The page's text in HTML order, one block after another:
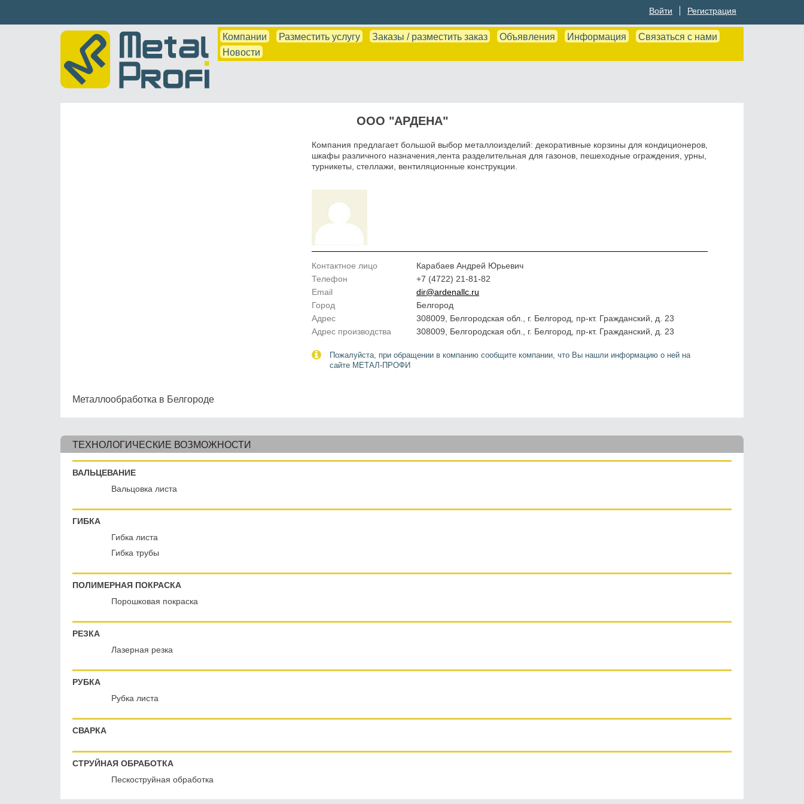
Войти Регистрация
Компании Разместить услугу Заказы / разместить заказ Объявления Информация
Связаться с нами
Новости
ООО "АРДЕНА"
Металлообработка в Белгороде
Компания предлагает большой выбор металлоизделий: декоративные корзины для кондиционеров,
шкафы различного назначения,лента разделительная для газонов, пешеходные ограждения, урны,
турникеты, стеллажи, вентиляционные конструкции.
Контактное лицо
Карабаев Андрей Юрьевич
Телефон
+7 (4722) 21-81-82
Email
dir@ardenallc.ru
Город
Белгород
Адрес
308009, Белгородская обл., г. Белгород, пр-кт. Гражданский, д. 23
Адрес производства
308009, Белгородская обл., г. Белгород, пр-кт. Гражданский, д. 23
Пожалуйста, при обращении в компанию сообщите компании, что Вы нашли информацию о ней на
сайте МЕТАЛ-ПРОФИ
ТЕХНОЛОГИЧЕСКИЕ ВОЗМОЖНОСТИ
ВАЛЬЦЕВАНИЕ
Вальцовка листа
ГИБКА
Гибка листа
Гибка трубы
ПОЛИМЕРНАЯ ПОКРАСКА
Порошковая покраска
РЕЗКА
Лазерная резка
РУБКА
Рубка листа
СВАРКА
СТРУЙНАЯ ОБРАБОТКА
Пескоструйная обработка